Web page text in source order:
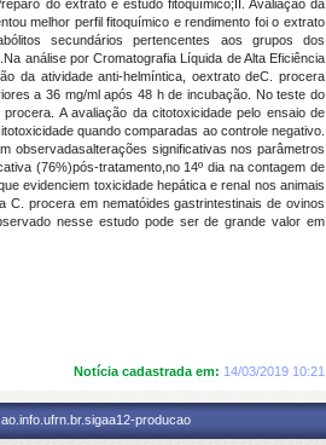
do extrato e estudo fitoquímico;II. Avaliação da
melhor perfil fitoquímico e rendimento foi o extrato
secundários pertencentes aos grupos dos
análise por Cromatografia Líquida de Alta Eficiência
da atividade anti-helmíntica, oextrato deC. procera
a 36 mg/ml após 48 h de incubação. No teste do
A avaliação da citotoxicidade pelo ensaio de
quando comparadas ao controle negativo.
observadasalterações significativas nos parâmetros
(76%)pós-tratamento,no 14º dia na contagem de
evidenciem toxicidade hepática e renal nos animais
procera em nematóides gastrintestinais de ovinos
nesse estudo pode ser de grande valor em
Notícia cadastrada em: 14/03/2019 10:21
producao